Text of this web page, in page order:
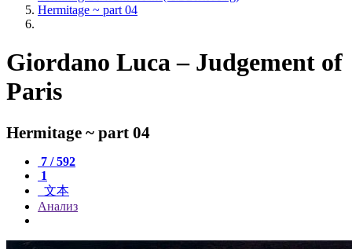
Hermitage ~ part 04
Giordano Luca – Judgement of
Paris
Hermitage ~ part 04
7 / 592
1
文本
Анализ